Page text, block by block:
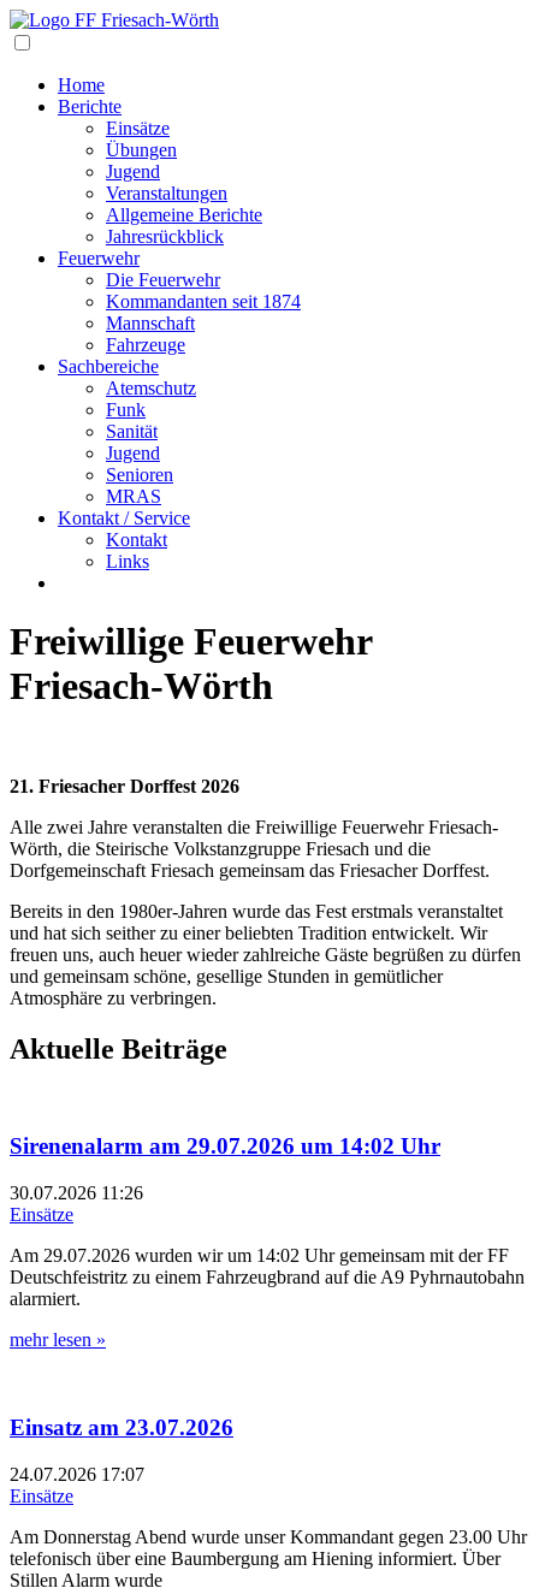
Home
Berichte
Einsätze
Übungen
Jugend
Veranstaltungen
Allgemeine Berichte
Jahresrückblick
Feuerwehr
Die Feuerwehr
Kommandanten seit 1874
Mannschaft
Fahrzeuge
Sachbereiche
Atemschutz
Funk
Sanität
Jugend
Senioren
MRAS
Kontakt / Service
Kontakt
Links
Freiwillige Feuerwehr
Friesach-Wörth
21. Friesacher Dorffest 2026
Alle zwei Jahre veranstalten die Freiwillige Feuerwehr Friesach-
Wörth, die Steirische Volkstanzgruppe Friesach und die
Dorfgemeinschaft Friesach gemeinsam das Friesacher Dorffest.
Bereits in den 1980er-Jahren wurde das Fest erstmals veranstaltet
und hat sich seither zu einer beliebten Tradition entwickelt. Wir
freuen uns, auch heuer wieder zahlreiche Gäste begrüßen zu dürfen
und gemeinsam schöne, gesellige Stunden in gemütlicher
Atmosphäre zu verbringen.
Aktuelle Beiträge
Sirenenalarm am 29.07.2026 um 14:02 Uhr
30.07.2026 11:26
Einsätze
Am 29.07.2026 wurden wir um 14:02 Uhr gemeinsam mit der FF
Deutschfeistritz zu einem Fahrzeugbrand auf die A9 Pyhrnautobahn
alarmiert.
mehr lesen »
Einsatz am 23.07.2026
24.07.2026 17:07
Einsätze
Am Donnerstag Abend wurde unser Kommandant gegen 23.00 Uhr
telefonisch über eine Baumbergung am Hiening informiert. Über
Stillen Alarm wurde